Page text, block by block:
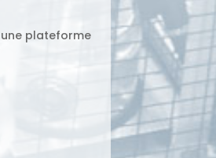
une plateforme